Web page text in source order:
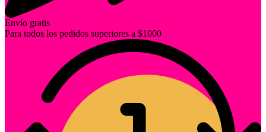
Envío gratis
Para todos los pedidos superiores a $1000